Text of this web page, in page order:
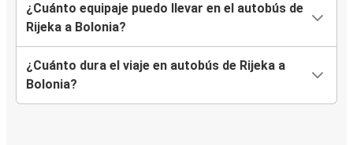
¿Cuánto equipaje puedo llevar en el autobús de
Rijeka a Bolonia?
¿Cuánto dura el viaje en autobús de Rijeka a
Bolonia?